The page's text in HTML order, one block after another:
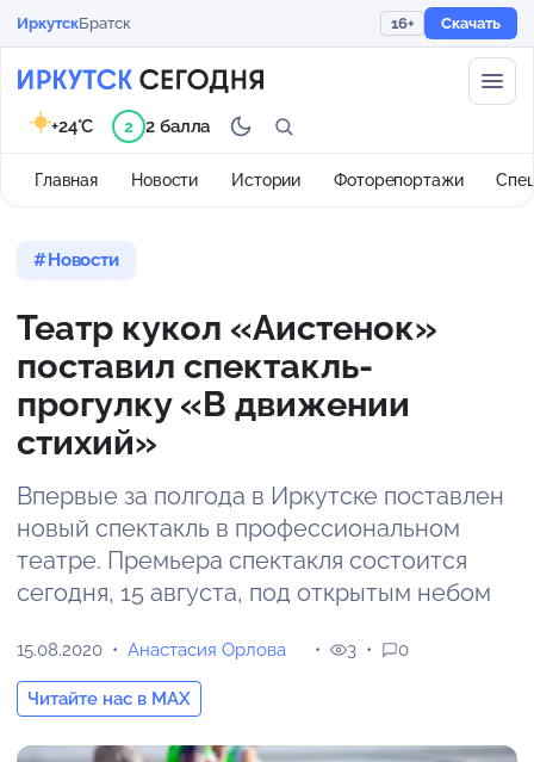
ИркутскБратск 16+ Скачать
Главная Новости Истории Фоторепортажи
+24°C 2 2 балла
Новости
Театр кукол «Аистенок»
поставил спектакль-
прогулку «В движении
стихий»
Впервые за полгода в Иркутске поставлен
новый спектакль в профессиональном
театре. Премьера спектакля состоится
сегодня, 15 августа, под открытым небом
15.08.2020 Анастасия Орлова
Читайте нас в MAX
3 0